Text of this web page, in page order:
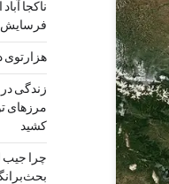
ناکجا
فرسایش
هزارتوی
مرزهای
کشید
چرا جیب‌